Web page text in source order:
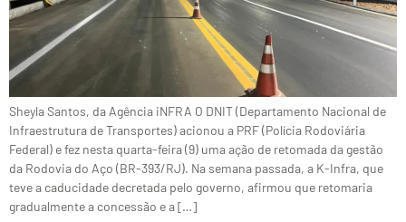
Sheyla Santos, da Agência iNFRA O DNIT (Departamento Nacional de
Infraestrutura de Transportes) acionou a PRF (Polícia Rodoviária
Federal) e fez nesta quarta-feira (9) uma ação de retomada da gestão
da Rodovia do Aço (BR-393/RJ). Na semana passada, a K-Infra, que
teve a caducidade decretada pelo governo, afirmou que retomaria
gradualmente a concessão e a […]